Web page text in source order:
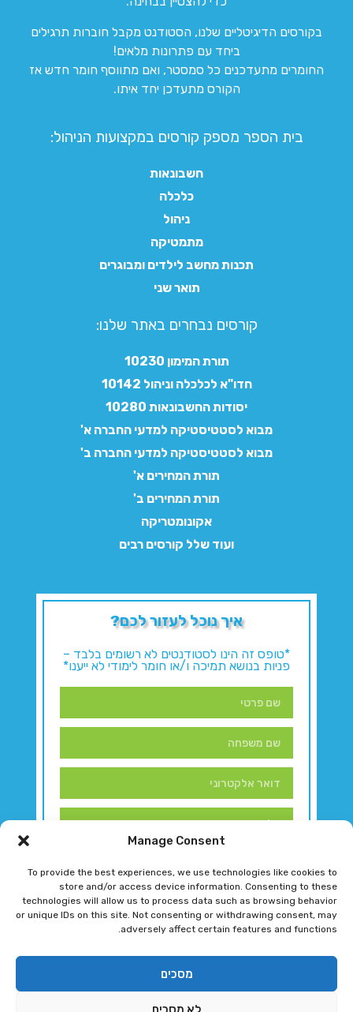
Manage Consent
To provide the best experiences, we use technologies like cookies to
store and/or access device information. Consenting to these
technologies will allow us to process data such as browsing behavior
or unique IDs on this site. Not consenting or withdrawing consent, may
adversely affect certain features and functions.
מסכים
בקורסים הדיגיטליים שלנו, הסטודנט מקבל חוברות תרגילים
ביחד עם פתרונות מלאים!
החומרים מתעדכנים כל סמסטר, ואם מתווסף חומר חדש אז
הקורס מתעדכן יחד איתו.
בית הספר מספק קורסים במקצועות הניהול:
חשבונאות
כלכלה
ניהול
מתמטיקה
תכנות מחשב לילדים ומבוגרים
תואר שני
קורסים נבחרים באתר שלנו:​
תורת המימון 10230
חדו"א לכלכלה וניהול 10142
יסודות החשבונאות 10280
מבוא לסטטיסטיקה למדעי החברה א'
מבוא לסטטיסטיקה למדעי החברה ב'
תורת המחירים א'
תורת המחירים ב'
אקונומטריקה
ועוד שלל קורסים רבים
איך נוכל לעזור לכם?
*טופס זה הינו לסטודנטים לא רשומים בלבד –
פניות בנושא תמיכה ו/או חומר לימודי לא ייענו*